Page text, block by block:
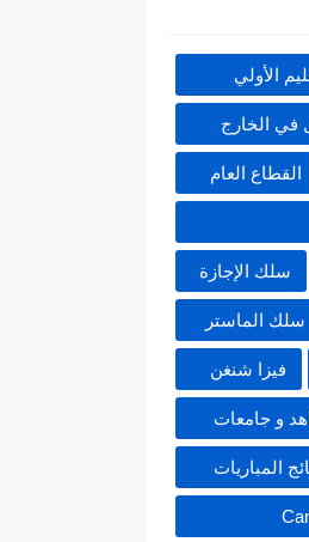
الأولي
في الخارج
القطاع العام
سلك الإجازة
سلك الماستر
فيزا شنغن
و جامعات
المباريات